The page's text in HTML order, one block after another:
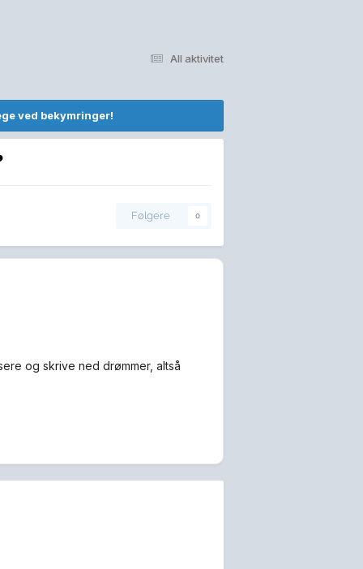
All aktivitet
ved bekymringer!
Følgere 0
og skrive ned drømmer, altså